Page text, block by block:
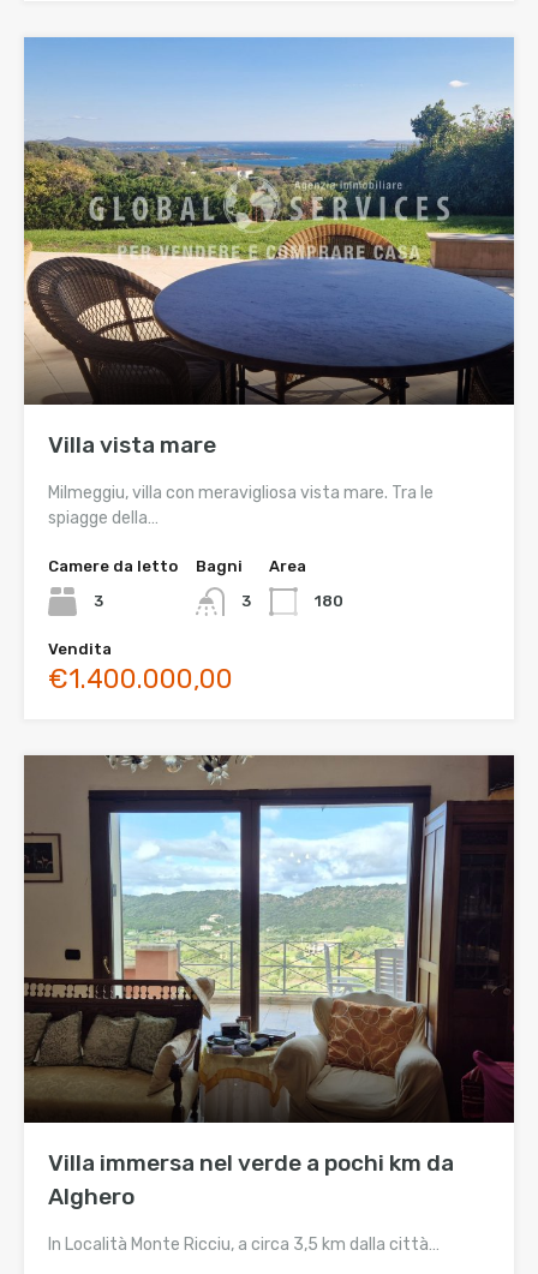
Villa vista mare
Milmeggiu, villa con meravigliosa vista mare. Tra le
spiagge della…
Camere da letto
3
Bagni
3
Area
180
Vendita
€1.400.000,00
Villa immersa nel verde a pochi km da
Alghero
In Località Monte Ricciu, a circa 3,5 km dalla città…